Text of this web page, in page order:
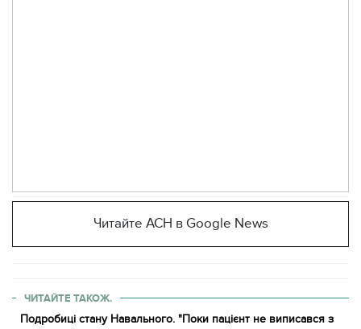
Читайте АСН в Google News
ЧИТАЙТЕ ТАКОЖ.
Подробиці стану Навального. "Поки пацієнт не виписався з